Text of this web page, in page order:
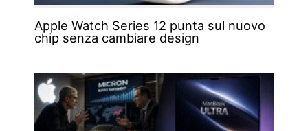
Apple Watch Series 12 punta sul nuovo
chip senza cambiare design